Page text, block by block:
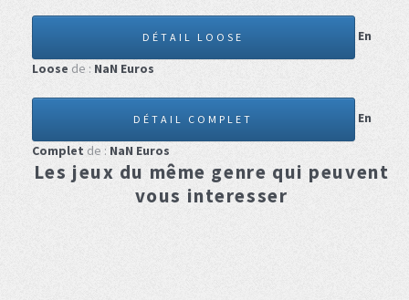
DÉTAIL LOOSE
En
Loose de : NaN Euros
DÉTAIL COMPLET
En
Complet de : NaN Euros
Les jeux du même genre qui peuvent
vous interesser